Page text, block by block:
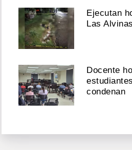
Ejecutan
Las Alvinas
Docente
condenan